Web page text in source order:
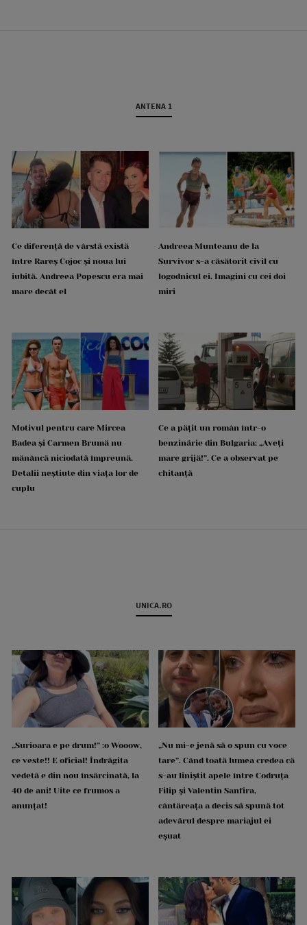
ANTENA 1
Ce diferență de vârstă există
între Rareș Cojoc și noua lui
iubită. Andreea Popescu era mai
mare decât el
Andreea Munteanu de la
Survivor s-a căsătorit civil cu
logodnicul ei. Imagini cu cei doi
miri
Motivul pentru care Mircea
Badea și Carmen Brumă nu
mănâncă niciodată împreună.
Detalii neștiute din viața lor de
cuplu
Ce a pățit un român într-o
benzinărie din Bulgaria: „Aveți
mare grijă!”. Ce a observat pe
chitanță
UNICA.RO
„Surioara e pe drum!” :o Wooow,
ce veste!! E oficial! Îndrăgita
vedetă e din nou însărcinată, la
40 de ani! Uite ce frumos a
anunțat!
„Nu mi-e jenă să o spun cu voce
tare”. Când toată lumea credea că
s-au liniștit apele între Codruța
Filip și Valentin Sanfira,
cântăreața a decis să spună tot
adevărul despre mariajul ei
eșuat